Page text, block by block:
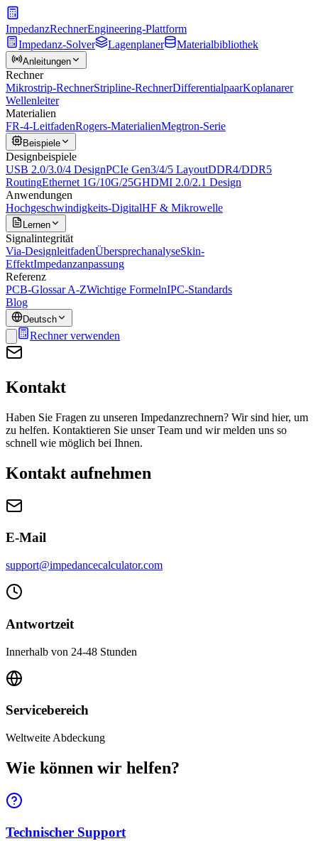
ImpedanzRechnerEngineering-Plattform
Impedanz-Solver
Lagenplaner Materialbibliothek
Anleitungen
Rechner
Mikrostrip-RechnerStripline-RechnerDifferentialpaarKoplanarer
Wellenleiter
Materialien
FR-4-LeitfadenRogers-MaterialienMegtron-Serie
Beispiele
Designbeispiele
USB 2.0/3.0/4 DesignPCIe Gen3/4/5 LayoutDDR4/DDR5
RoutingEthernet 1G/10G/25GHDMI 2.0/2.1 Design
Anwendungen
Hochgeschwindigkeits-DigitalHF & Mikrowelle
Lernen
Signalintegrität
Via-DesignleitfadenÜbersprechanalyseSkin-
EffektImpedanzanpassung
Referenz
PCB-Glossar A-ZWichtige FormelnIPC-Standards
Blog
Deutsch
Rechner verwenden
Kontakt
Haben Sie Fragen zu unseren Impedanzrechnern? Wir sind hier, um
zu helfen. Kontaktieren Sie unser Team und wir melden uns so
schnell wie möglich bei Ihnen.
Kontakt aufnehmen
E-Mail
support@impedancecalculator.com
Antwortzeit
Innerhalb von 24-48 Stunden
Servicebereich
Weltweite Abdeckung
Wie können wir helfen?
Technischer Support